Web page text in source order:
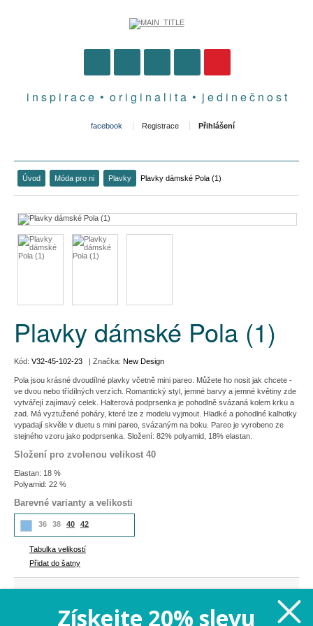
i n s p i r a c e • o r i g i n a l i t a • j e d i n e č n o s t
facebook Registrace Přihlášení
Úvod Móda pro ni Plavky Plavky dámské Pola (1)
Plavky dámské Pola (1)
Kód: V32-45-102-23 | Značka: New Design
Pola jsou krásné dvoudílné plavky včetně mini pareo. Můžete ho nosit jak chcete -
ve dvou nebo třídílných verzích. Romantický styl, jemné barvy a jemné květiny zde
vytvářejí zajímavý celek. Halterová podprsenka je pohodlně svázaná kolem krku a
zad. Má vyztužené poháry, které lze z modelu vyjmout. Hladké a pohodlné kalhotky
vypadají skvěle v duetu s mini pareo, svázaným na boku. Pareo je vyrobeno ze
stejného vzoru jako podprsenka. Složení: 82% polyamid, 18% elastan.
Složení pro zvolenou velikost 40
Elastan: 18 %
Polyamid: 22 %
Barevné varianty a velikosti
36 38 40 42
Tabulka velikostí
Přidat do šatny
719 Kč
Získejte 20% slevu